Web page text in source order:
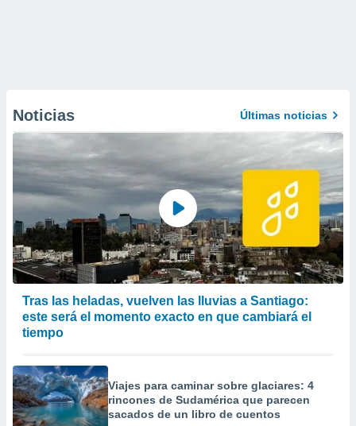
Noticias Últimas noticias
Tras las heladas, vuelven las lluvias a Santiago:
este será el momento exacto en que cambiará el
tiempo
Viajes para caminar sobre glaciares: 4
rincones de Sudamérica que parecen
sacados de un libro de cuentos